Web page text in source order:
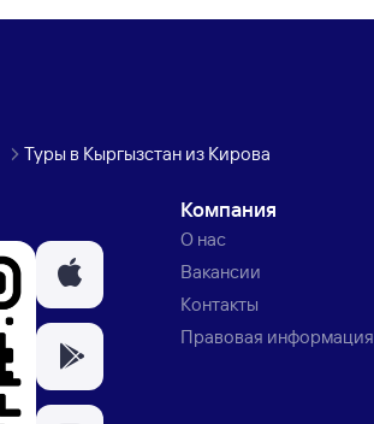
Туры в Кыргызстан из Кирова
Компания
О нас
Вакансии
Контакты
Правовая информация